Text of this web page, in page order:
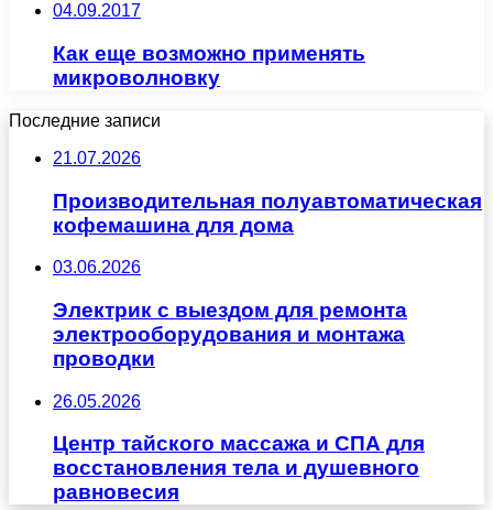
04.09.2017
Как еще возможно применять
микроволновку
Последние записи
21.07.2026
Производительная полуавтоматическая
кофемашина для дома
03.06.2026
Электрик с выездом для ремонта
электрооборудования и монтажа
проводки
26.05.2026
Центр тайского массажа и СПА для
восстановления тела и душевного
равновесия